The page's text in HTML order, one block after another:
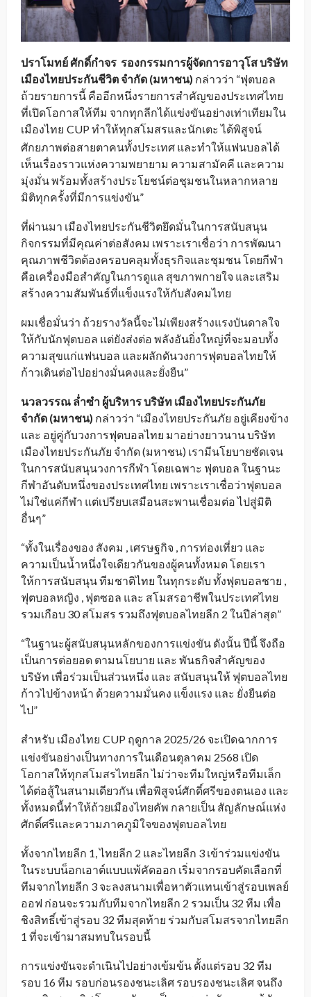
ปราโมทย์ ศักดิ์กำจร รองกรรมการผู้จัดการอาวุโส บริษัท
เมืองไทยประกันชีวิต จำกัด (มหาชน) กล่าวว่า “ฟุตบอล
ถ้วยรายการนี้ คืออีกหนึ่งรายการสำคัญของประเทศไทย
ที่เปิดโอกาสให้ทีม จากทุกลีกได้แข่งขันอย่างเท่าเทียมใน
เมืองไทย CUP ทำให้ทุกสโมสรและนักเตะ ได้พิสูจน์
ศักยภาพต่อสายตาคนทั้งประเทศ และทำให้แฟนบอลได้
เห็นเรื่องราวแห่งความพยายาม ความสามัคคี และความ
มุ่งมั่น พร้อมทั้งสร้างประโยชน์ต่อชุมชนในหลากหลาย
มิติทุกครั้งที่มีการแข่งขัน”
ที่ผ่านมา เมืองไทยประกันชีวิตยึดมั่นในการสนับสนุน
กิจกรรมที่มีคุณค่าต่อสังคม เพราะเราเชื่อว่า การพัฒนา
คุณภาพชีวิตต้องครอบคลุมทั้งธุรกิจและชุมชน โดยกีฬา
คือเครื่องมือสำคัญในการดูแล สุขภาพกายใจ และเสริม
สร้างความสัมพันธ์ที่แข็งแรงให้กับสังคมไทย
ผมเชื่อมั่นว่า ถ้วยรางวัลนี้จะไม่เพียงสร้างแรงบันดาลใจ
ให้กับนักฟุตบอล แต่ยังส่งต่อ พลังอันยิ่งใหญ่ที่จะมอบทั้ง
ความสุขแก่แฟนบอล และผลักดันวงการฟุตบอลไทยให้
ก้าวเดินต่อไปอย่างมั่นคงและยั่งยืน”
นวลวรรณ ล่ำซำ ผู้บริหาร บริษัท เมืองไทยประกันภัย
จำกัด (มหาชน) กล่าวว่า “เมืองไทยประกันภัย อยู่เคียงข้าง
และ อยู่คู่กับวงการฟุตบอลไทย มาอย่างยาวนาน บริษัท
เมืองไทยประกันภัย จำกัด (มหาชน) เรามีนโยบายชัดเจน
ในการสนับสนุนวงการกีฬา โดยเฉพาะ ฟุตบอล ในฐานะ
กีฬาอันดับหนึ่งของประเทศไทย เพราะเราเชื่อว่าฟุตบอล
ไม่ใช่แค่กีฬา แต่เปรียบเสมือนสะพานเชื่อมต่อ ไปสู่มิติ
อื่นๆ”
“ทั้งในเรื่องของ สังคม , เศรษฐกิจ , การท่องเที่ยว และ
ความเป็นน้ำหนึ่งใจเดียวกันของผู้คนทั้งหมด โดยเรา
ให้การสนับสนุน ทีมชาติไทย ในทุกระดับ ทั้งฟุตบอลชาย ,
ฟุตบอลหญิง , ฟุตซอล และ สโมสรอาชีพในประเทศไทย
รวมเกือบ 30 สโมสร รวมถึงฟุตบอลไทยลีก 2 ในปีล่าสุด”
“ในฐานะผู้สนับสนุนหลักของการแข่งขัน ดังนั้น ปีนี้ จึงถือ
เป็นการต่อยอด ตามนโยบาย และ พันธกิจสำคัญของ
บริษัท เพื่อร่วมเป็นส่วนหนึ่ง และ สนับสนุนให้ ฟุตบอลไทย
ก้าวไปข้างหน้า ด้วยความมั่นคง แข็งแรง และ ยั่งยืนต่อ
ไป”
สำหรับ เมืองไทย CUP ฤดูกาล 2025/26 จะเปิดฉากการ
แข่งขันอย่างเป็นทางการในเดือนตุลาคม 2568 เปิด
โอกาสให้ทุกสโมสรไทยลีก ไม่ว่าจะทีมใหญ่หรือทีมเล็ก
ได้ต่อสู้ในสนามเดียวกัน เพื่อพิสูจน์ศักดิ์ศรีของตนเอง และ
ทั้งหมดนี้ทำให้ถ้วยเมืองไทยคัพ กลายเป็น สัญลักษณ์แห่ง
ศักดิ์ศรีและความภาคภูมิใจของฟุตบอลไทย
ทั้งจากไทยลีก 1, ไทยลีก 2 และไทยลีก 3 เข้าร่วมแข่งขัน
ในระบบน็อกเอาต์แบบแพ้คัดออก เริ่มจากรอบคัดเลือกที่
ทีมจากไทยลีก 3 จะลงสนามเพื่อหาตัวแทนเข้าสู่รอบเพลย์
ออฟ ก่อนจะรวมกับทีมจากไทยลีก 2 รวมเป็น 32 ทีม เพื่อ
ชิงสิทธิ์เข้าสู่รอบ 32 ทีมสุดท้าย ร่วมกับสโมสรจากไทยลีก
1 ที่จะเข้ามาสมทบในรอบนี้
การแข่งขันจะดำเนินไปอย่างเข้มข้น ตั้งแต่รอบ 32 ทีม
รอบ 16 ทีม รอบก่อนรองชนะเลิศ รอบรองชนะเลิศ จนถึง